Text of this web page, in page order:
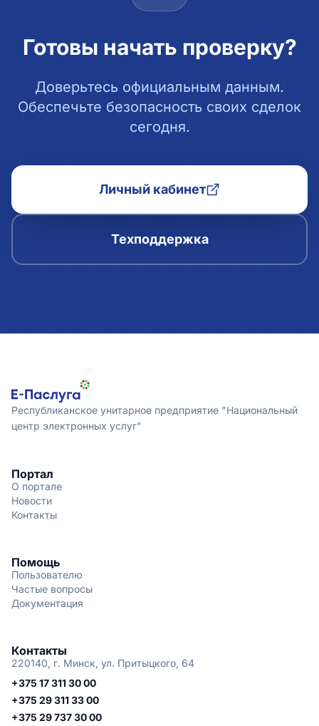
Готовы начать проверку?
Доверьтесь официальным данным.
Обеспечьте безопасность своих сделок
сегодня.
Личный кабинет
Техподдержка
Республиканское унитарное предприятие "Национальный
центр электронных услуг"
Портал
О портале
Новости
Контакты
Помощь
Пользователю
Частые вопросы
Документация
Контакты
220140, г. Минск, ул. Притыцкого, 64
+375 17 311 30 00
+375 29 311 33 00
+375 29 737 30 00